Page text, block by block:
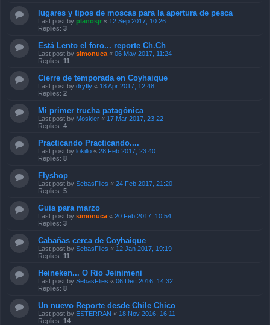
lugares y tipos de moscas para la apertura de pesca
Last post by planosjr « 12 Sep 2017, 10:26
Replies: 3
Está Lento el foro... reporte Ch.Ch
Last post by simonuca « 06 May 2017, 11:24
Replies: 11
Cierre de temporada en Coyhaique
Last post by dryfly « 18 Apr 2017, 12:48
Replies: 2
Mi primer trucha patagónica
Last post by Moskier « 17 Mar 2017, 23:22
Replies: 4
Practicando Practicando....
Last post by lokillo « 28 Feb 2017, 23:40
Replies: 8
Flyshop
Last post by SebasFlies « 24 Feb 2017, 21:20
Replies: 5
Guia para marzo
Last post by simonuca « 20 Feb 2017, 10:54
Replies: 3
Cabañas cerca de Coyhaique
Last post by SebasFlies « 12 Jan 2017, 19:19
Replies: 11
Heineken... O Rio Jeinimeni
Last post by SebasFlies « 06 Dec 2016, 14:32
Replies: 8
Un nuevo Reporte desde Chile Chico
Last post by ESTERRAN « 18 Nov 2016, 16:11
Replies: 14